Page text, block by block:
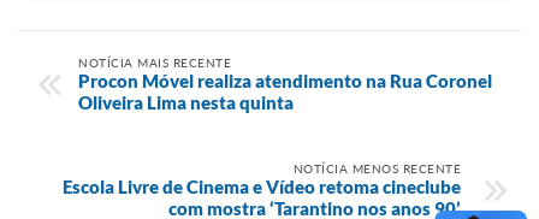
NOTÍCIA MAIS RECENTE
Procon Móvel realiza atendimento na Rua Coronel
Oliveira Lima nesta quinta
NOTÍCIA MENOS RECENTE
Escola Livre de Cinema e Vídeo retoma cineclube
com mostra ‘Tarantino nos anos 90’